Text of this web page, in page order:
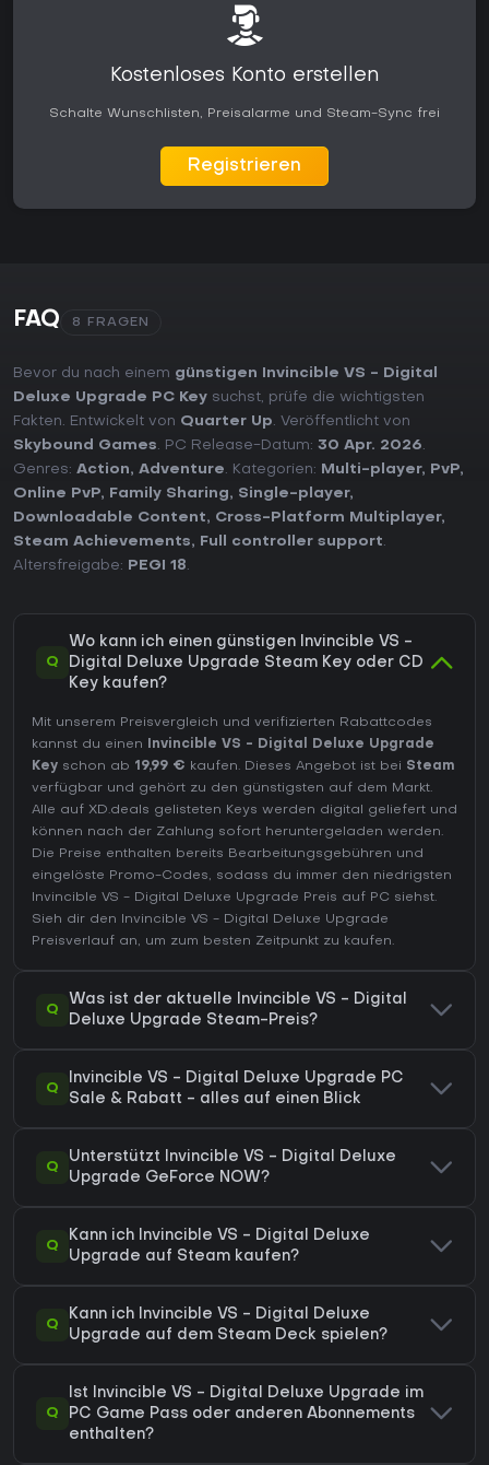
Kostenloses Konto erstellen
Schalte Wunschlisten, Preisalarme und Steam-Sync frei
Registrieren
FAQ 8 FRAGEN
Bevor du nach einem günstigen Invincible VS - Digital
Deluxe Upgrade PC Key suchst, prüfe die wichtigsten
Fakten. Entwickelt von Quarter Up. Veröffentlicht von
Skybound Games. PC Release-Datum: 30 Apr. 2026.
Genres: Action, Adventure. Kategorien: Multi-player, PvP,
Online PvP, Family Sharing, Single-player,
Downloadable Content, Cross-Platform Multiplayer,
Steam Achievements, Full controller support.
Altersfreigabe:
PEGI 18.
Q
Wo kann ich einen günstigen Invincible VS -
Digital Deluxe Upgrade Steam Key oder CD
Key kaufen?
Mit unserem Preisvergleich und verifizierten Rabattcodes
kannst du einen
Invincible VS - Digital Deluxe Upgrade
Key schon ab 19,99 € kaufen. Dieses Angebot ist bei Steam
verfügbar und gehört zu den günstigsten auf dem Markt.
Alle auf XD.deals gelisteten Keys werden digital geliefert und
können nach der Zahlung sofort heruntergeladen werden.
Die Preise enthalten bereits Bearbeitungsgebühren und
eingelöste Promo-Codes, sodass du immer den niedrigsten
Invincible VS - Digital Deluxe Upgrade Preis auf PC siehst.
Sieh dir den
Invincible VS - Digital Deluxe Upgrade
Preisverlauf an, um zum besten Zeitpunkt zu kaufen.
Q
Was ist der aktuelle Invincible VS - Digital
Deluxe Upgrade Steam-Preis?
Q
Invincible VS - Digital Deluxe Upgrade PC
Sale & Rabatt - alles auf einen Blick
Q
Unterstützt Invincible VS - Digital Deluxe
Upgrade GeForce NOW?
Q
Kann ich Invincible VS - Digital Deluxe
Upgrade auf Steam kaufen?
Q
Kann ich Invincible VS - Digital Deluxe
Upgrade auf dem Steam Deck spielen?
Q
Ist Invincible VS - Digital Deluxe Upgrade im
PC Game Pass oder anderen Abonnements
enthalten?